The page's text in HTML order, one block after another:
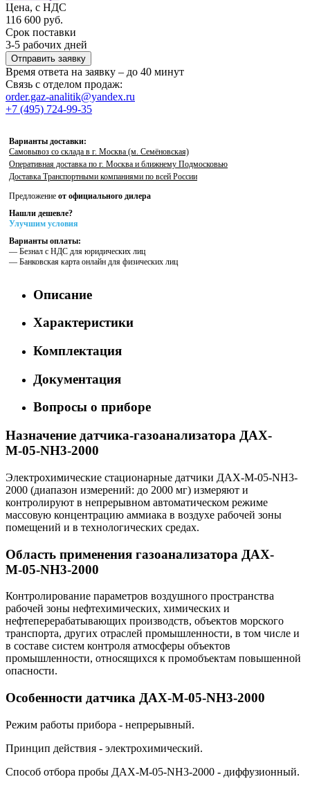
Цена, с НДС
116 600 руб.
Срок поставки
3-5 рабочих дней
Отправить заявку
Время ответа на заявку – до 40 минут
Связь с отделом продаж:
order.gaz-analitik@yandex.ru
+7 (495) 724-99-35
Варианты доставки:
Самовывоз со склада в г. Москва (м. Семёновская)
Оперативная доставка по г. Москва и ближнему Подмосковью
Доставка Транспортными компаниями по всей России
Предложение от официального дилера
Нашли дешевле?
Улучшим условия
Варианты оплаты:
— Безнал с НДС для юридических лиц
— Банковская карта онлайн для физических лиц
Описание
Характеристики
Комплектация
Документация
Вопросы о приборе
Назначение датчика-газоанализатора ДАХ-
М-05-NH3-2000
Электрохимические стационарные датчики ДАХ-М-05-NH3-
2000 (диапазон измерений: до 2000 мг) измеряют и
контролируют в непрерывном автоматическом режиме
массовую концентрацию аммиака в воздухе рабочей зоны
помещений и в технологических средах.
Область применения газоанализатора ДАХ-
М-05-NH3-2000
Контролирование параметров воздушного пространства
рабочей зоны нефтехимических, химических и
нефтеперерабатывающих производств, объектов морского
транспорта, других отраслей промышленности, в том числе и
в составе систем контроля атмосферы объектов
промышленности, относящихся к промобъектам повышенной
опасности.
Особенности датчика ДАХ-М-05-NH3-2000
Режим работы прибора - непрерывный.
Принцип действия - электрохимический.
Способ отбора пробы ДАХ-М-05-NH3-2000 - диффузионный.